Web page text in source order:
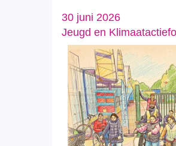
30 juni 2026
Jeugd en